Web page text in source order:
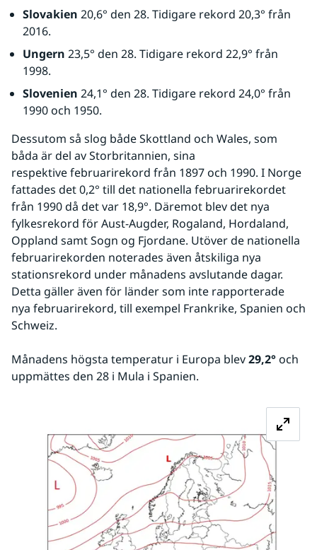
Slovakien 20,6° den 28. Tidigare rekord 20,3° från
2016.
Ungern 23,5° den 28. Tidigare rekord 22,9° från
1998.
Slovenien 24,1° den 28. Tidigare rekord 24,0° från
1990 och 1950.
Dessutom så slog både Skottland och Wales, som
båda är del av Storbritannien, sina
respektive februarirekord från 1897 och 1990. I Norge
fattades det 0,2° till det nationella februarirekordet
från 1990 då det var 18,9°. Däremot blev det nya
fylkesrekord för Aust-Augder, Rogaland, Hordaland,
Oppland samt Sogn og Fjordane. Utöver de nationella
februarirekorden noterades även åtskiliga nya
stationsrekord under månadens avslutande dagar.
Detta gäller även för länder som inte rapporterade
nya februarirekord, till exempel Frankrike, Spanien och
Schweiz.
Månadens högsta temperatur i Europa blev 29,2° och
uppmättes den 28 i Mula i Spanien.